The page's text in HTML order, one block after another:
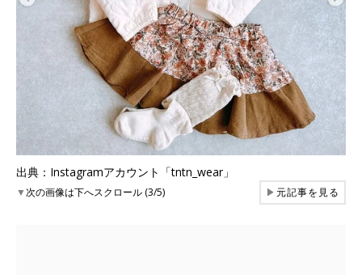
出典：Instagramアカウント「tntn_wear」
▼次の画像は下へスクロール (3/5) ▶元記事を見る